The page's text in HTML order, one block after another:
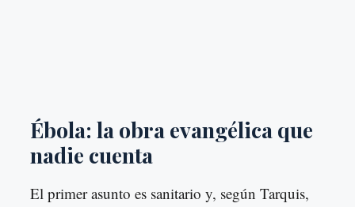
Ébola: la obra evangélica que
nadie cuenta
El primer asunto es sanitario y, según Tarquis,